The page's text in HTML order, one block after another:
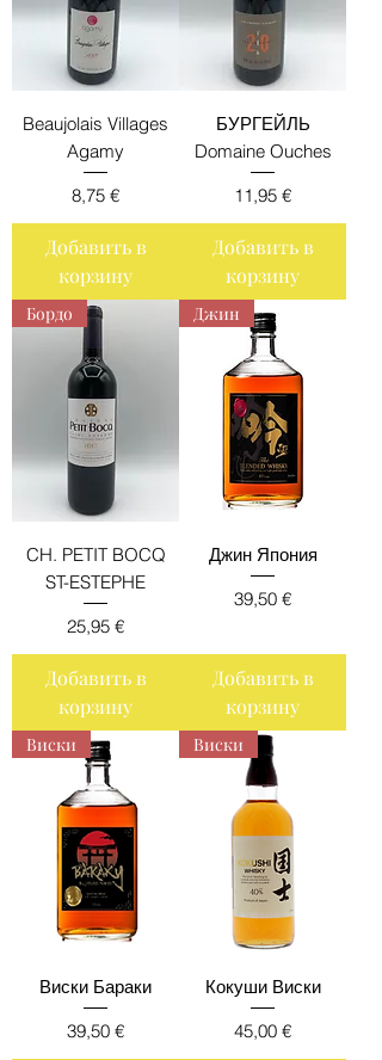
Beaujolais Villages
Agamy
Цена
8,75 €
Добавить в
корзину
БУРГЕЙЛЬ
Domaine Ouches
Цена
11,95 €
Добавить в
корзину
Бордо
CH. PETIT BOCQ
ST-ESTEPHE
Цена
25,95 €
Добавить в
корзину
Джин
Джин Япония
Цена
39,50 €
Добавить в
корзину
Виски
Виски Бараки
Цена
39,50 €
Виски
Кокуши Виски
Цена
45,00 €